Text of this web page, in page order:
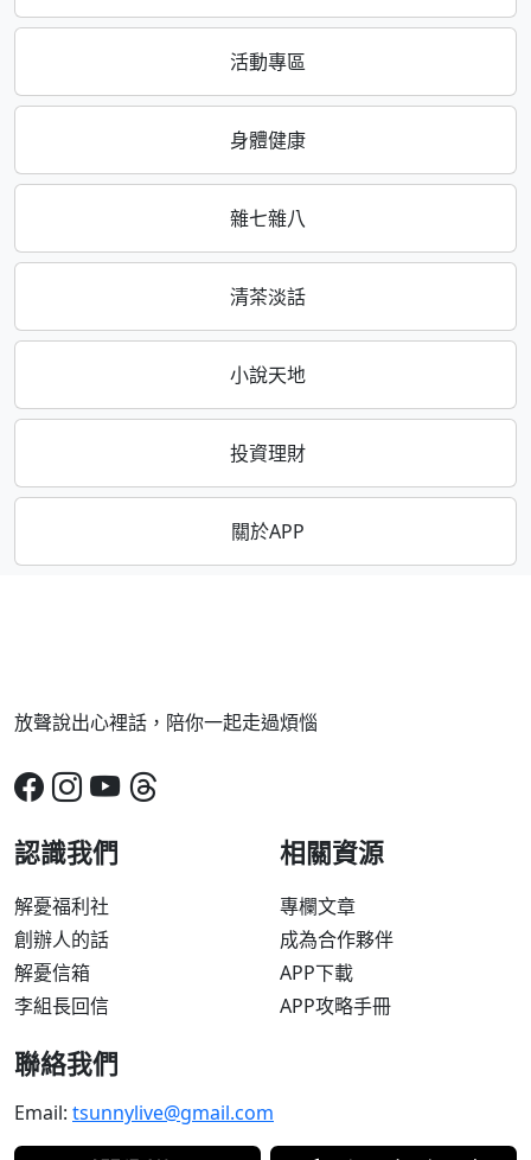
活動專區
身體健康
雜七雜八
清茶淡話
小說天地
投資理財
關於APP
放聲說出心裡話，陪你一起走過煩惱
認識我們
解憂福利社
創辦人的話
解憂信箱
李組長回信
相關資源
專欄文章
成為合作夥伴
APP下載
APP攻略手冊
聯絡我們
Email: tsunnylive@gmail.com